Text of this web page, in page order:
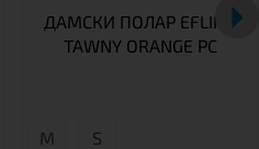
ДАМСКИ ПОЛАР EFLINA
TAWNY ORANGE PC
М S